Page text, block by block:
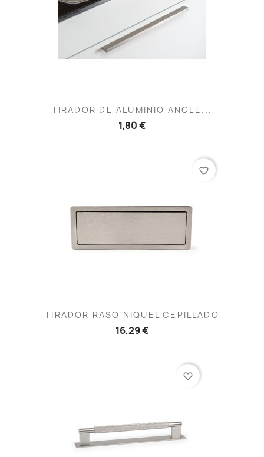
TIRADOR DE ALUMINIO ANGLE...
1,80 €
TIRADOR RASO NIQUEL CEPILLADO
16,29 €
favorite_border
favorite_border